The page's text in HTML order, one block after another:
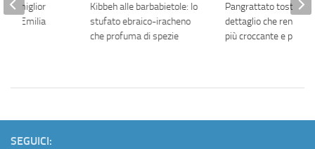
Kibbeh alle barbabietole: lo
stufato ebraico-iracheno
che profuma di spezie
Pangrattato tostato: il
dettaglio che rende
più croccante e più
il miglior
Emilia
SEGUICI: